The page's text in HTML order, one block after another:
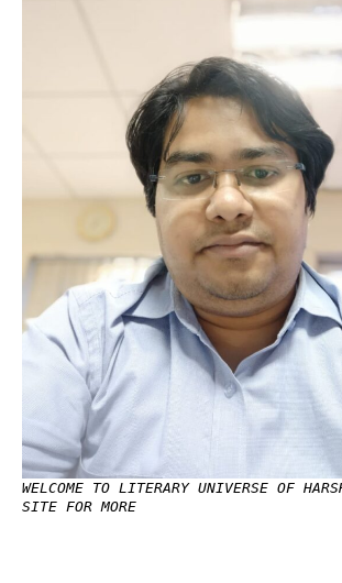
WELCOME TO LITERARY UNIVERSE OF
SITE FOR MORE